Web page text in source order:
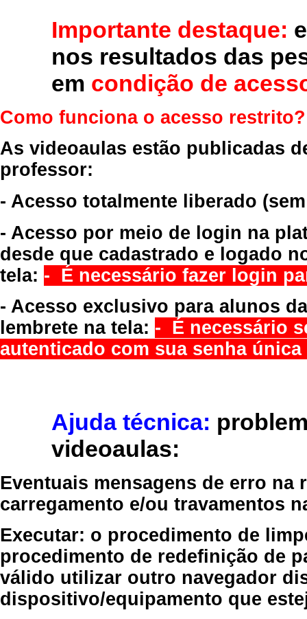
Importante destaque:
nos resultados das
em condição de
Como funciona o acesso restrito?
As videoaulas estão publicadas
professor:
- Acesso totalmente liberado
- Acesso por meio de login na
desde que cadastrado e logado
tela: - É necessário fazer login
- Acesso exclusivo para alunos
lembrete na tela: - É necessário
autenticado com sua senha
Ajuda técnica:
videoaulas:
Eventuais mensagens de erro
carregamento e/ou travamentos
Executar: o procedimento de
procedimento de redefinição de
válido utilizar outro navegador
dispositivo/equipamento que